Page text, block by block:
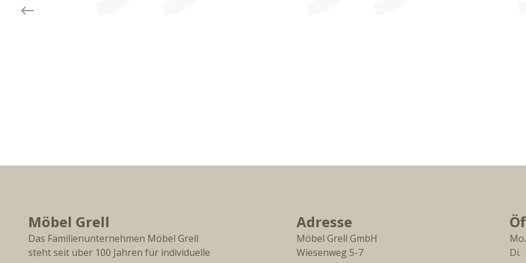
Möbel Grell
Das Familienunternehmen Möbel Grell
steht seit über 100 Jahren für individuelle
Adresse
Möbel Grell GmbH
Wiesenweg 5-7
Di.